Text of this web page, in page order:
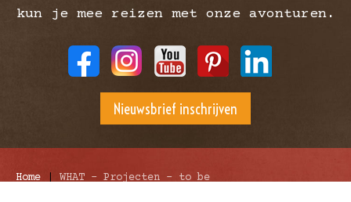
kun je mee reizen met onze avonturen.
Nieuwsbrief inschrijven
Home WHAT – Projecten – to be